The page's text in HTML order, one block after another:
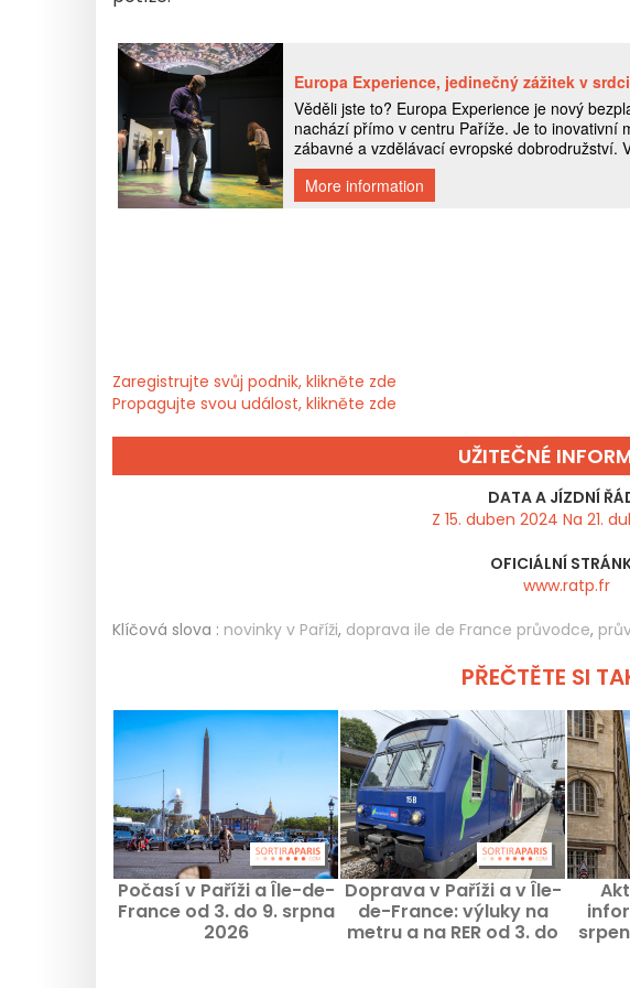
Zaregistrujte svůj podnik, klikněte zde
Propagujte svou událost, klikněte zde
UŽITEČNÉ
DATA A JÍZDNÍ
Z 15. duben 2024 Na 21.
OFICIÁLNÍ
www.ratp.fr
Klíčová slova : novinky v Paříži, doprava ile de France průvodce,
PŘEČTĚTE SI
Počasí v Paříži a Île-de-
France od 3. do 9. srpna
2026
Doprava v Paříži a v Île-
de-France: výluky na
metru a na RER od 3. do